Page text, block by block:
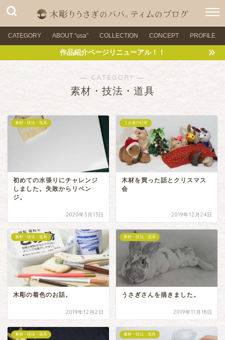
CATEGORY ABOUT “usa” COLLECTION CONCEPT PROFILE
作品紹介ページリニューアル！！
― CATEGORY ―
素材・技法・道具
素材・技法・道具
初めての水張りにチャレンジ
しました。失敗からリベン
ジ。
2020年3月13日
うさ達の日常
木材を買った話とクリスマス
会
2019年12月24日
素材・技法・道具
木彫の着色のお話。
2019年12月2日
素材・技法・道具
うさぎさんを描きました。
2019年11月18日
素材・技法・道具 素材・技法・道具